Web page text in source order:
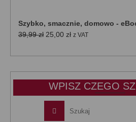
39,99 zł.25,00 zł.
Szybko, smacznie, domowo -
39,99zł Pierwotna
wynosiła:
25,00 złAktualna
wynosi:
z VAT
WPISZ CZEGO